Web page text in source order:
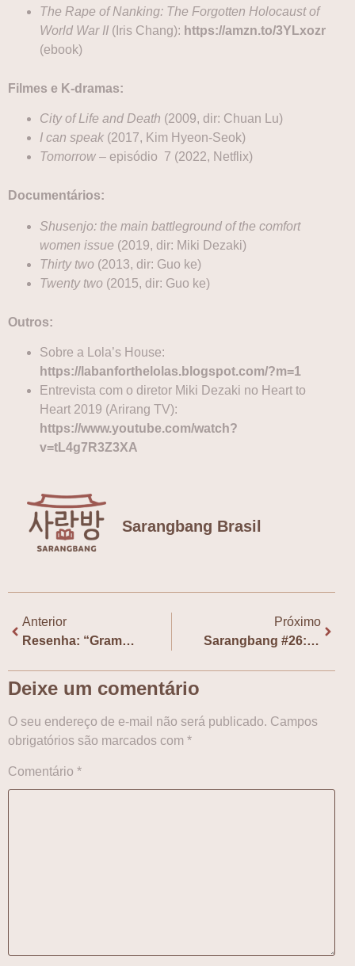
The Rape of Nanking: The Forgotten Holocaust of
World War II (Iris Chang): https://amzn.to/3YLxozr
(ebook)
Filmes e K-dramas:
City of Life and Death (2009, dir: Chuan Lu)
I can speak (2017, Kim Hyeon-Seok)
Tomorrow – episódio 7 (2022, Netflix)
Documentários:
Shusenjo: the main battleground of the comfort
women issue (2019, dir: Miki Dezaki)
Thirty two (2013, dir: Guo ke)
Twenty two (2015, dir: Guo ke)
Outros:
Sobre a Lola’s House:
https://labanforthelolas.b ogspot.com/?m=1
Entrevista com o diretor Miki Dezaki no Heart to
Heart 2019 (Arirang TV):
https://www.youtube.com/watch?
v=tL4g7R3Z3XA
Sarangbang Brasil
Anterior
Resenha: “Grama” (graphic novel)
Próximo
Sarangbang #26: Ficção histórica e História da Ásia, com Emiliano Unzer
Deixe um comentário
O seu endereço de e-mail não será publicado. Campos
obrigatórios são marcados com *
Comentário *